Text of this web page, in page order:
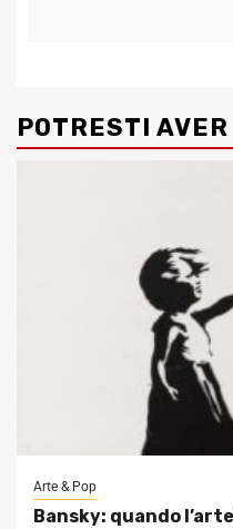
POTRESTI AVER
Arte & Pop
Bansky: quando